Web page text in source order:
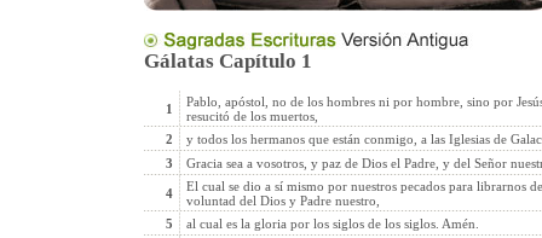
Gálatas Capítulo 1
1
Pablo, apóstol, no de los hombres ni por hombre, sino por
resucitó de los muertos,
2
y todos los hermanos que están conmigo, a las Iglesias de
3
Gracia sea a vosotros, y paz de Dios el Padre, y del Señor
4
El cual se dio a sí mismo por nuestros pecados para librarnos
voluntad del Dios y Padre nuestro,
5
al cual es la gloria por los siglos de los siglos. Amén.